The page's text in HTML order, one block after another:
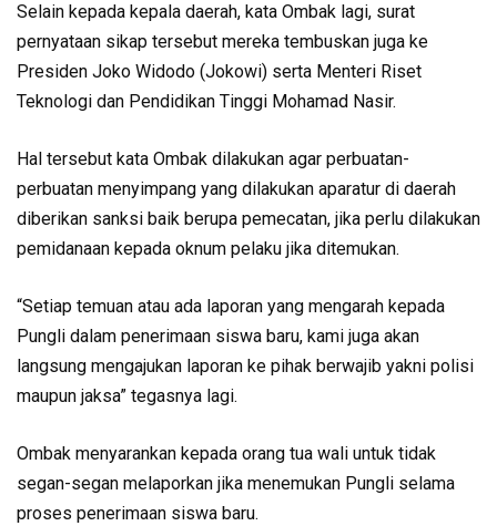
Selain kepada kepala daerah, kata Ombak lagi, surat
pernyataan sikap tersebut mereka tembuskan juga ke
Presiden Joko Widodo (Jokowi) serta Menteri Riset
Teknologi dan Pendidikan Tinggi Mohamad Nasir.
Hal tersebut kata Ombak dilakukan agar perbuatan-
perbuatan menyimpang yang dilakukan aparatur di daerah
diberikan sanksi baik berupa pemecatan, jika perlu dilakukan
pemidanaan kepada oknum pelaku jika ditemukan.
“Setiap temuan atau ada laporan yang mengarah kepada
Pungli dalam penerimaan siswa baru, kami juga akan
langsung mengajukan laporan ke pihak berwajib yakni polisi
maupun jaksa” tegasnya lagi.
Ombak menyarankan kepada orang tua wali untuk tidak
segan-segan melaporkan jika menemukan Pungli selama
proses penerimaan siswa baru.